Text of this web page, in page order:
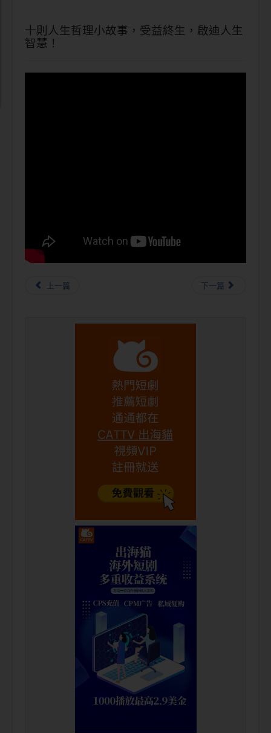
十則人生哲理小故事，受益終生，啟迪人生
智慧！
上一篇 下一篇